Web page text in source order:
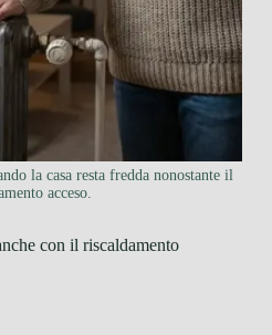
la casa resta fredda nonostante il
acceso.
con il riscaldamento